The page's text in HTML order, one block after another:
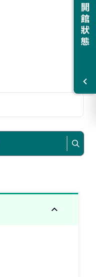
開館狀態